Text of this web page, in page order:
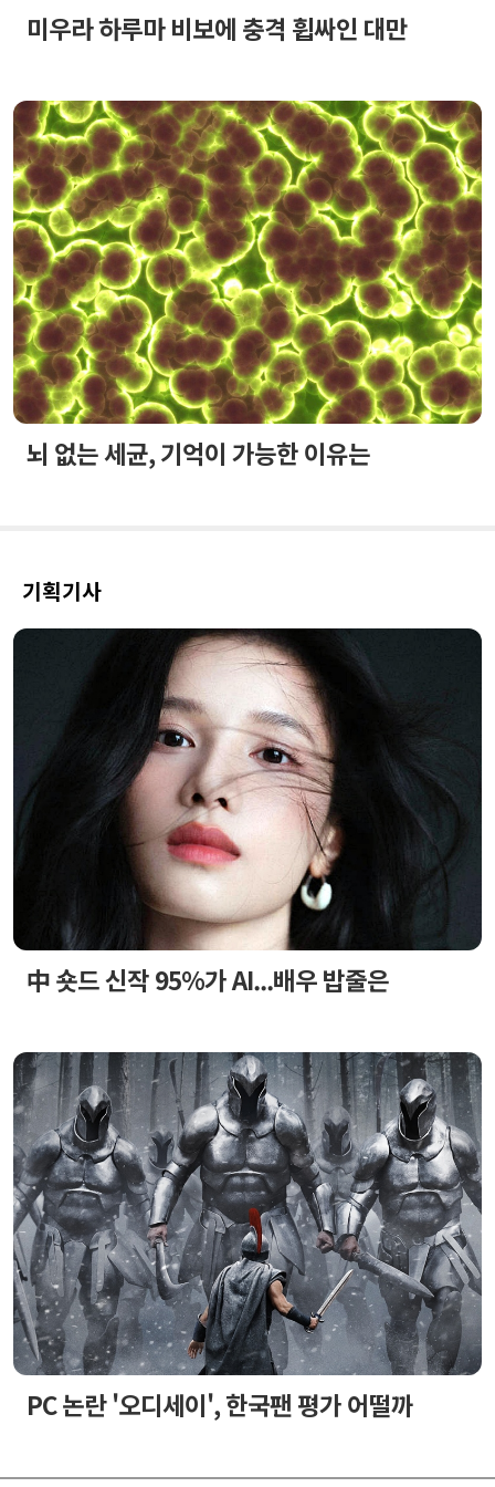
미우라 하루마 비보에 충격 휩싸인 대만
뇌 없는 세균, 기억이 가능한 이유는
기획기사
中 숏드 신작 95%가 AI...배우 밥줄은
PC 논란 '오디세이', 한국팬 평가 어떨까